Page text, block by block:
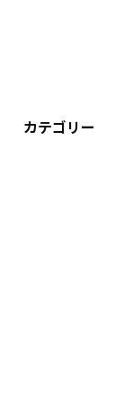
カテゴリー